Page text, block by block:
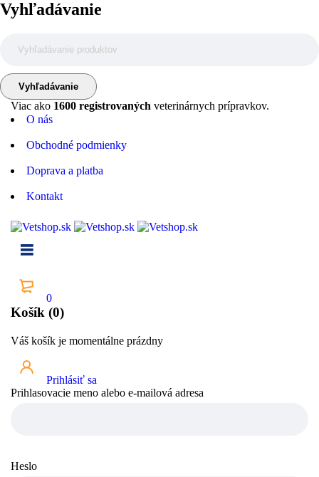
Vyhľadávanie
Viac ako 1600 registrovaných veterinárnych prípravkov.
O nás
Obchodné podmienky
Doprava a platba
Kontakt
0
Košík (0)
Váš košík je momentálne prázdny
Prihlásiť sa
Prihlasovacie meno alebo e-mailová adresa
Heslo